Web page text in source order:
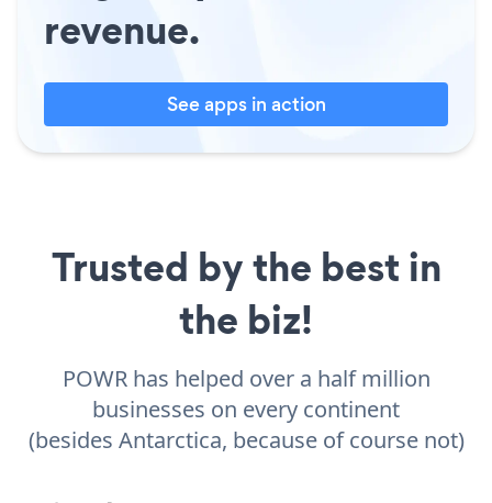
revenue.
See apps in action
Trusted by the best in
the biz!
POWR has helped over a half million
businesses on every continent
(besides Antarctica, because of course not)